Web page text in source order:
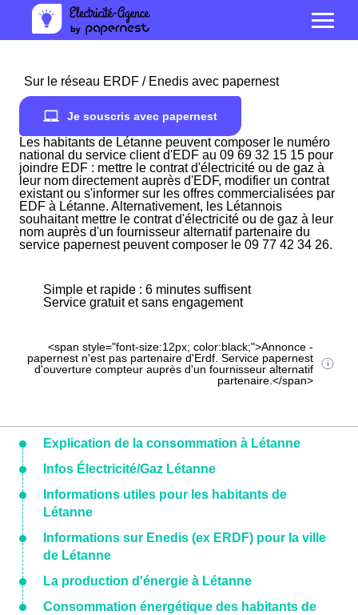
Sur le réseau ERDF / Enedis avec papernest
Je souscris avec papernest
Les habitants de Létanne peuvent composer le numéro
national du service client d'EDF au 09 69 32 15 15 pour
joindre EDF : mettre le contrat d'électricité ou de gaz à
leur nom directement auprès d'EDF, modifier un contrat
existant ou s'informer sur les offres commercialisées par
EDF à Létanne. Alternativement, les Létannois
souhaitant mettre le contrat d'électricité ou de gaz à leur
nom auprès d'un fournisseur alternatif partenaire du
service papernest peuvent composer le 09 77 42 34 26.
Simple et rapide : 6 minutes suffisent
Service gratuit et sans engagement
<span style="font-size:12px; color:black;">Annonce -
papernest n'est pas partenaire d'Erdf. Service papernest
d'ouverture compteur auprès d'un fournisseur alternatif
partenaire.</span>
Explication de la consommation à Létanne
Infos Électricité/Gaz Létanne
Informations utiles pour les habitants de
Létanne
Informations sur Enedis (ex ERDF) pour la ville
de Létanne
La production d'énergie à Létanne
Consommation énergétique des habitants de